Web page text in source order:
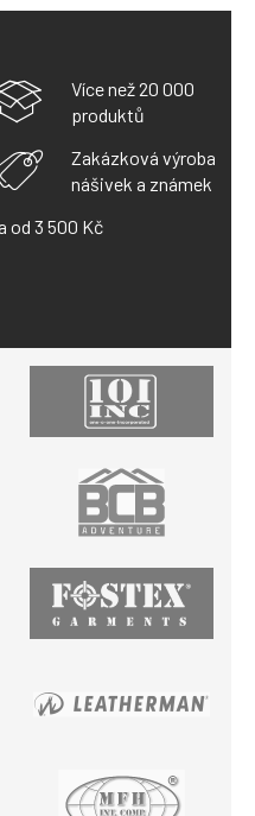
Více než 20 000
produktů
Zakázková výroba
nášivek a známek
od 3 500 Kč